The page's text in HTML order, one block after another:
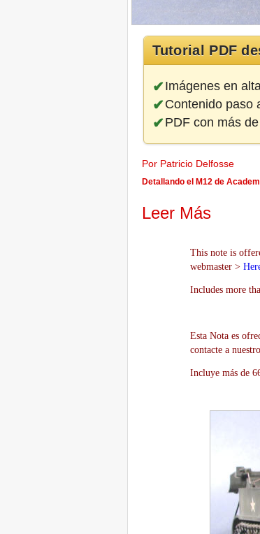
Tutorial PDF
Imágenes en
Contenido paso
PDF con más
Por Patricio Delfosse
Detallando el M12 de
Leer Más
This note is
webmaster >
Includes more
Esta Nota es
contacte a
Incluye más de